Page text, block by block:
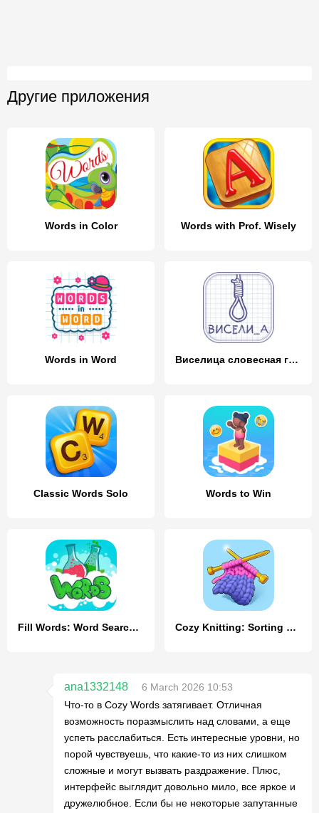
Другие приложения
Words in Color Words with Prof. Wisely
Words in Word Виселица словесная головоломка
Classic Words Solo Words to Win
Fill Words: Word Search Puzzle Cozy Knitting: Sorting games
ana1332148
6 March 2026 10:53
Что-то в Cozy Words затягивает. Отличная
возможность поразмыслить над словами, а еще
успеть расслабиться. Есть интересные уровни, но
порой чувствуешь, что какие-то из них слишком
сложные и могут вызвать раздражение. Плюс,
интерфейс выглядит довольно мило, все яркое и
дружелюбное. Если бы не некоторые запутанные